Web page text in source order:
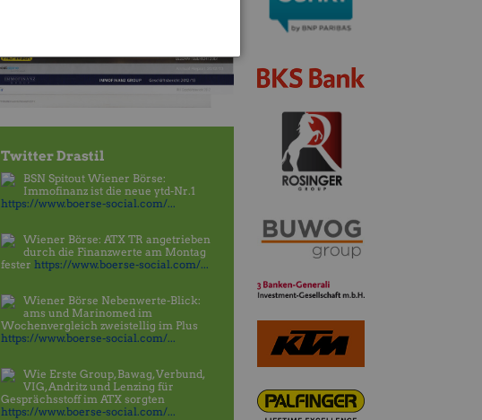
Twitter Drastil
BSN Spitout Wiener Börse:
Immofinanz ist die neue ytd-Nr.1
https://www.boerse-social.com/...
Wiener Börse: ATX TR angetrieben
durch die Finanzwerte am Montag
festerhttps://www.boerse-social.com/...
Wiener Börse Nebenwerte-Blick:
ams und Marinomed im
Wochenvergleich zweistellig im Plus
https://www.boerse-social.com/...
Wie Erste Group, Bawag, Verbund,
VIG, Andritz und Lenzing für
Gesprächsstoff im ATX sorgten
https://www.boerse-social.com/...